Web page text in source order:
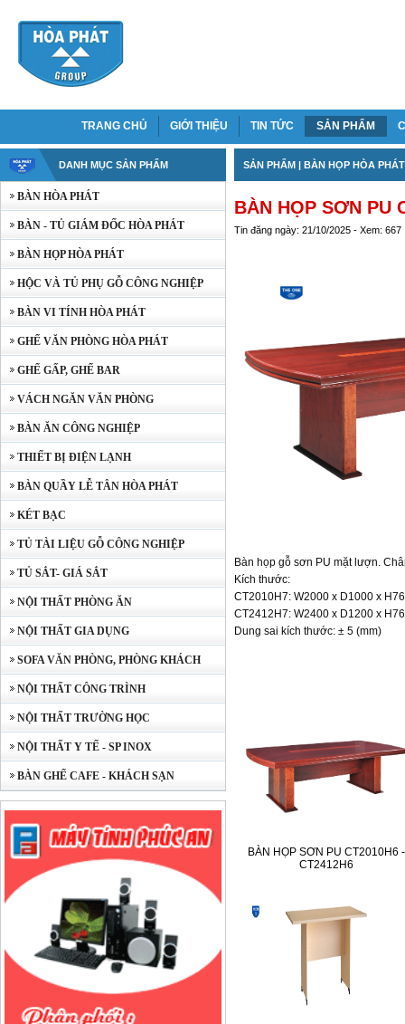
TRANG CHỦ GIỚI THIỆU TIN TỨC SẢN PHẨM
DANH MỤC SẢN PHẨM
BÀN HÒA PHÁT
BÀN - TỦ GIÁM ĐỐC HÒA PHÁT
BÀN HỌP HÒA PHÁT
HỘC VÀ TỦ PHỤ GỖ CÔNG NGHIỆP
BÀN VI TÍNH HÒA PHÁT
GHẾ VĂN PHÒNG HÒA PHÁT
GHẾ GẤP, GHẾ BAR
VÁCH NGĂN VĂN PHÒNG
BÀN ĂN CÔNG NGHIỆP
THIẾT BỊ ĐIỆN LẠNH
BÀN QUẦY LỄ TÂN HÒA PHÁT
KÉT BẠC
TỦ TÀI LIỆU GỖ CÔNG NGHIỆP
TỦ SẮT- GIÁ SẮT
NỘI THẤT PHÒNG ĂN
NỘI THẤT GIA DỤNG
SOFA VĂN PHÒNG, PHÒNG KHÁCH
NỘI THẤT CÔNG TRÌNH
NỘI THẤT TRƯỜNG HỌC
NỘI THẤT Y TẾ - SP INOX
BÀN GHẾ CAFE - KHÁCH SẠN
SẢN PHẨM | BÀN HỌP HÒA PHÁT
BÀN HỌP SƠN PU
Tin đăng ngày: 21/10/2025 - Xem: 667
Bàn họp gỗ sơn PU mặt lượn.
Kích thước:
CT2010H7: W2000 x D1000 x
CT2412H7: W2400 x D1200 x
Dung sai kích thước: ± 5 (mm)
BÀN HỌP SƠN PU CT2010H6 -
CT2412H6